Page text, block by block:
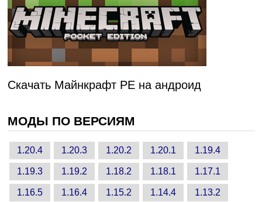
Скачать Майнкрафт PE на андроид
МОДЫ ПО ВЕРСИЯМ
1.20.4 1.20.3 1.20.2 1.20.1 1.19.4
1.19.3 1.19.2 1.18.2 1.18.1 1.17.1
1.16.5 1.16.4 1.15.2 1.14.4 1.13.2